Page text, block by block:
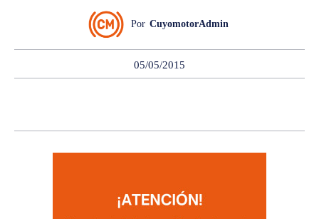
Por CuyomotorAdmin
05/05/2015